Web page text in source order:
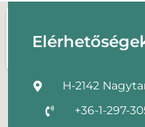
H-2142
+36-1-297-